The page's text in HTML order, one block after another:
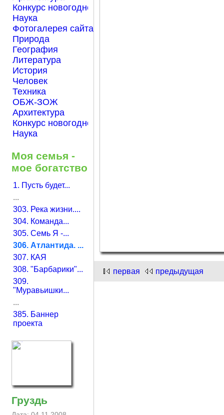
Конкурс новогодней открытки "Нарисуем Новый
Наука
Фотогалерея сайта Началка.com
Природа
География
Литература
История
Человек
Техника
ОБЖ-ЗОЖ
Архитектура
Конкурс новогодней открытки "Нарисуем Новый
Наука
Моя семья -
мое богатство
1. Пусть будет...
...
303. Река жизни....
304. Команда...
305. Семь Я -...
306. Атлантида. ...
307. КАЯ
308. "Барбарики"...
309.
"Муравьишки...
...
385. Баннер
проекта
Груздь
первая предыдущая